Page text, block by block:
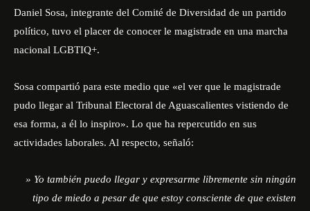
Daniel Sosa, integrante del Comité de Diversidad de un partido
político, tuvo el placer de conocer le magistrade en una marcha
nacional LGBTIQ+.
Sosa compartió para este medio que «el ver que le magistrade
pudo llegar al Tribunal Electoral de Aguascalientes vistiendo de
esa forma, a él lo inspiro». Lo que ha repercutido en sus
actividades laborales. Al respecto, señaló:
» Yo también puedo llegar y expresarme libremente sin ningún
tipo de miedo a pesar de que estoy consciente de que existen